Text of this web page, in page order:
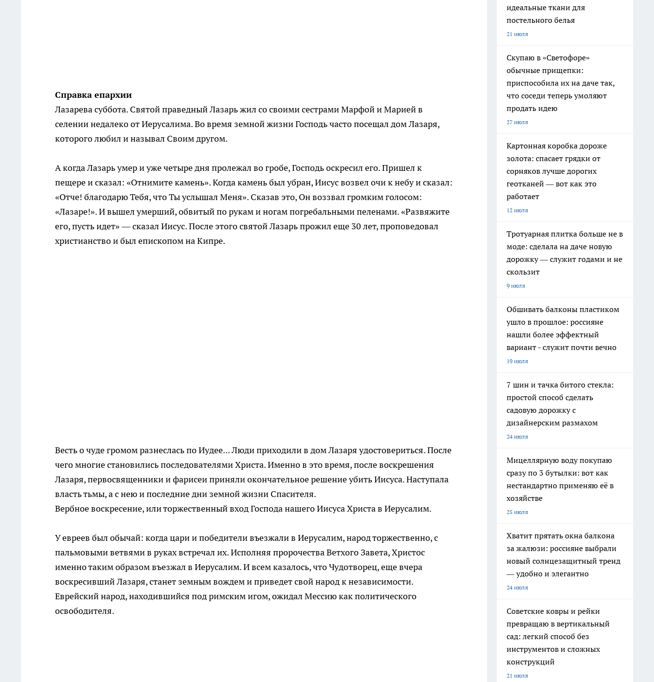
Справка епархии
Лазарева суббота. Святой праведный Лазарь жил со своими сестрами Марфой и Марией в
селении недалеко от Иерусалима. Во время земной жизни Господь часто посещал дом Лазаря,
которого любил и называл Своим другом.
А когда Лазарь умер и уже четыре дня пролежал во гробе, Господь оскресил его. Пришел к
пещере и сказал: «Отнимите камень». Когда камень был убран, Иисус возвел очи к небу и сказал:
«Отче! благодарю Тебя, что Ты услышал Меня». Сказав это, Он воззвал громким голосом:
«Лазаре!». И вышел умерший, обвитый по рукам и ногам погребальными пеленами. «Развяжите
его, пусть идет» — сказал Иисус. После этого святой Лазарь прожил еще 30 лет, проповедовал
христианство и был епископом на Кипре.
Весть о чуде громом разнеслась по Иудее... Люди приходили в дом Лазаря удостовериться. После
чего многие становились последователями Христа. Именно в это время, после воскрешения
Лазаря, первосвященники и фарисеи приняли окончательное решение убить Иисуса. Наступала
власть тьмы, а с нею и последние дни земной жизни Спасителя.
Вербное воскресение, или торжественный вход Господа нашего Иисуса Христа в Иерусалим.
У евреев был обычай: когда цари и победители въезжали в Иерусалим, народ торжественно, с
пальмовыми ветвями в руках встречал их. Исполняя пророчества Ветхого Завета, Христос
именно таким образом въезжал в Иерусалим. И всем казалось, что Чудотворец, еще вчера
воскресивший Лазаря, станет земным вождем и приведет свой народ к независимости.
Еврейский народ, находившийся под римским игом, ожидал Мессию как политического
освободителя.
идеальные ткани для
постельного белья
21 июля
Скупаю в «Светофоре»
обычные прищепки:
приспособила их на даче так,
что соседи теперь умоляют
продать идею
27 июля
Картонная коробка дороже
золота: спасает грядки от
сорняков лучше дорогих
геотканей — вот как это
работает
12 июля
Тротуарная плитка больше не в
моде: сделала на даче новую
дорожку — служит годами и не
скользит
9 июля
Обшивать балконы пластиком
ушло в прошлое: россияне
нашли более эффектный
вариант - служит почти вечно
19 июля
7 шин и тачка битого стекла:
простой способ сделать
садовую дорожку с
дизайнерским размахом
24 июля
Мицеллярную воду покупаю
сразу по 3 бутылки: вот как
нестандартно применяю её в
хозяйстве
25 июля
Хватит прятать окна балкона
за жалюзи: россияне выбрали
новый солнцезащитный тренд
— удобно и элегантно
24 июля
Советские ковры и рейки
превращаю в вертикальный
сад: легкий способ без
инструментов и сложных
конструкций
21 июля